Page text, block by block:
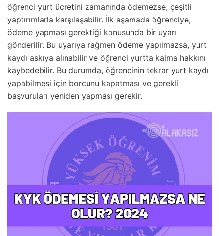
öğrenci yurt ücretini zamanında ödemezse, çeşitli
yaptırımlarla karşılaşabilir. İlk aşamada öğrenciye,
ödeme yapması gerektiği konusunda bir uyarı
gönderilir. Bu uyarıya rağmen ödeme yapılmazsa, yurt
kaydı askıya alınabilir ve öğrenci yurtta kalma hakkını
kaybedebilir. Bu durumda, öğrencinin tekrar yurt kaydı
yapabilmesi için borcunu kapatması ve gerekli
başvuruları yeniden yapması gerekir.